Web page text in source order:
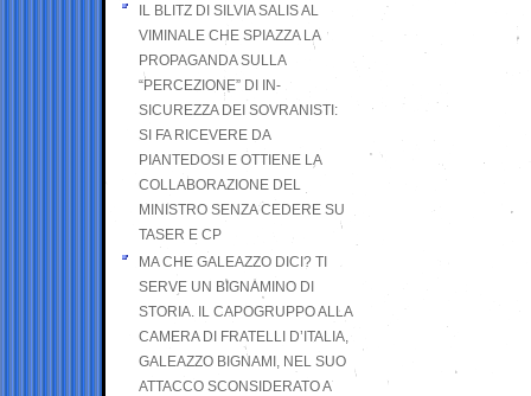
IL BLITZ DI SILVIA SALIS AL
VIMINALE CHE SPIAZZA LA
PROPAGANDA SULLA
“PERCEZIONE” DI IN-
SICUREZZA DEI SOVRANISTI:
SI FA RICEVERE DA
PIANTEDOSI E OTTIENE LA
COLLABORAZIONE DEL
MINISTRO SENZA CEDERE SU
TASER E CP
MA CHE GALEAZZO DICI? TI
SERVE UN BIGNAMINO DI
STORIA. IL CAPOGRUPPO ALLA
CAMERA DI FRATELLI D’ITALIA,
GALEAZZO BIGNAMI, NEL SUO
ATTACCO SCONSIDERATO A